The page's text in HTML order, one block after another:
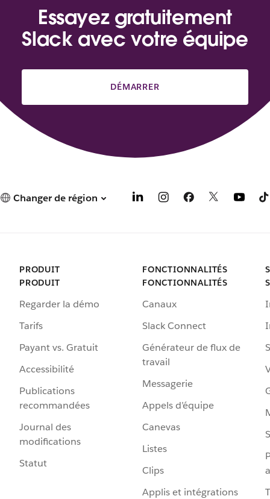
Essayez gratuitement
Slack avec votre équipe
DÉMARRER
Changer de région
PRODUIT
PRODUIT
Regarder la démo
Tarifs
Payant vs. Gratuit
Accessibilité
Publications
recommandées
Journal des
modifications
Statut
FONCTIONNALITÉS
FONCTIONNALITÉS
Canaux
Slack Connect
Générateur de flux de
travail
Messagerie
Appels d’équipe
Canevas
Listes
Clips
Applis et intégrations